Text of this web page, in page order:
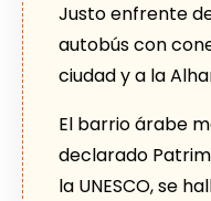
Justo enfrente
autobús con
ciudad y a la
El barrio árabe
declarado
la UNESCO, se